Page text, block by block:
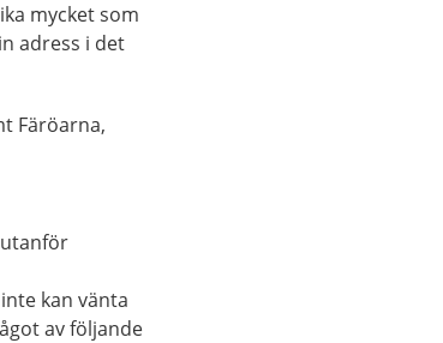
mycket som
adress i det
Färöarna,
kan vänta
av följande